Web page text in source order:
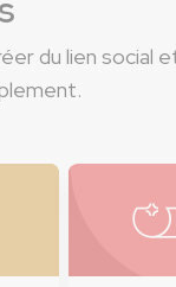
du lien social